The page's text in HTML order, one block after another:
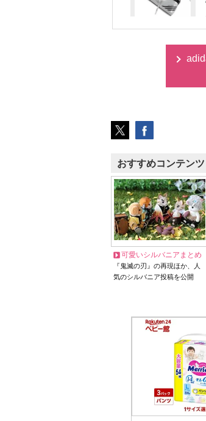
おすすめコンテンツ
可愛いシルバニアまとめ
『鬼滅の刃』の再現ほか、人
気のシルバニア投稿を公開